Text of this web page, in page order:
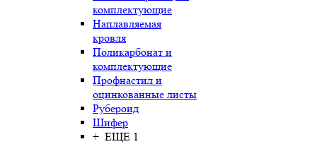
комплектующие
Наплавляемая
кровля
Поликарбонат и
комплектующие
Профнастил и
оцинкованные листы
Рубероид
Шифер
+ ЕЩЕ 1